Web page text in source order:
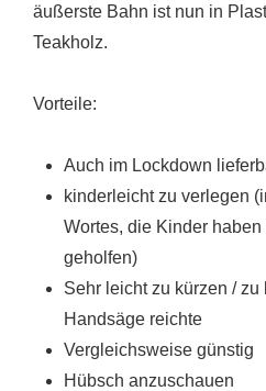
äußerste Bahn ist nun in
Teakholz.
Vorteile:
Auch im Lockdown
kinderleicht zu verlegen
Wortes, die Kinder
geholfen)
Sehr leicht zu kürzen /
Handsäge reichte
Vergleichsweise günstig
Hübsch anzuschauen